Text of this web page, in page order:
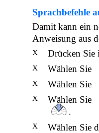
Sprachbefehle
Damit kann ein
Anweisung aus
X Drücken Sie
X Wählen Sie
X Wählen Sie
X
Wählen Sie
.
X
Wählen Sie